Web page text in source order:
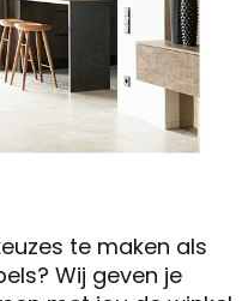
te maken als
Wij geven je